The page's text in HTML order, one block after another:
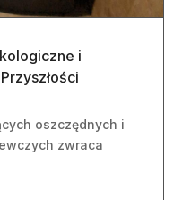
i
oszczędnych i
zwraca